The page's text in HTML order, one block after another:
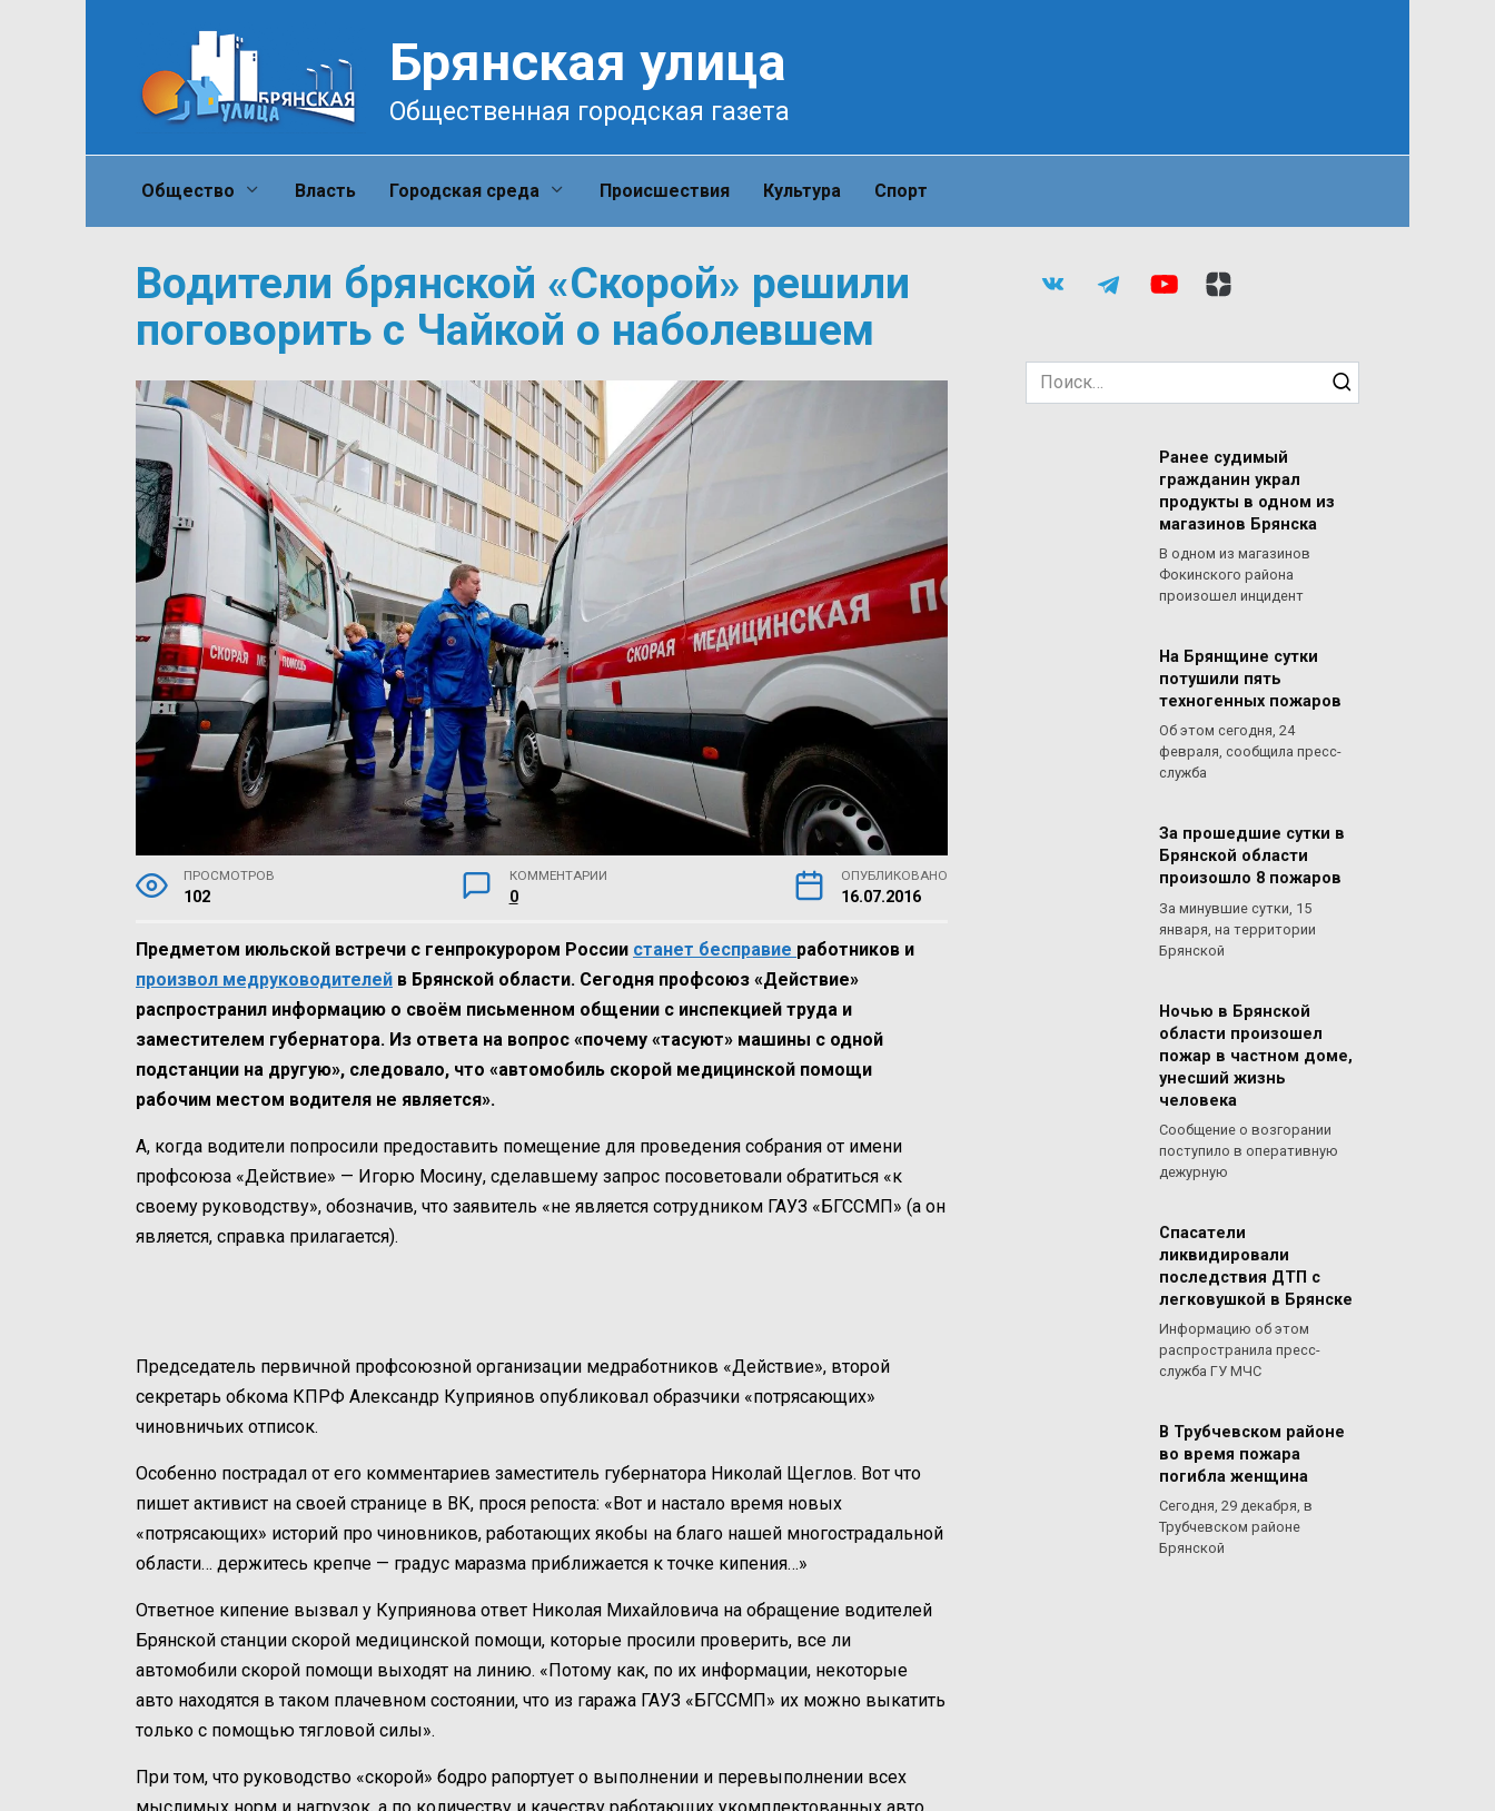
Брянская улица
Общественная городская газета
Общество Власть Городская среда Происшествия Культура Спорт
Водители брянской «Скорой» решили
поговорить с Чайкой о наболевшем
ПРОСМОТРОВ
102
КОММЕНТАРИИ
0
ОПУБЛИКОВАНО
16.07.2016
Предметом июльской встречи с генпрокурором России станет бесправие работников и
произвол медруководителей в Брянской области. Сегодня профсоюз «Действие»
распространил информацию о своём письменном общении с инспекцией труда и
заместителем губернатора. Из ответа на вопрос «почему «тасуют» машины с одной
подстанции на другую», следовало, что «автомобиль скорой медицинской помощи
рабочим местом водителя не является».
А, когда водители попросили предоставить помещение для проведения собрания от имени
профсоюза «Действие» — Игорю Мосину, сделавшему запрос посоветовали обратиться «к
своему руководству», обозначив, что заявитель «не является сотрудником ГАУЗ «БГССМП» (а он
является, справка прилагается).
Председатель первичной профсоюзной организации медработников «Действие», второй
секретарь обкома КПРФ Александр Куприянов опубликовал образчики «потрясающих»
чиновничьих отписок.
Особенно пострадал от его комментариев заместитель губернатора Николай Щеглов. Вот что
пишет активист на своей странице в ВК, прося репоста: «Вот и настало время новых
«потрясающих» историй про чиновников, работающих якобы на благо нашей многострадальной
области… держитесь крепче — градус маразма приближается к точке кипения…»
Ответное кипение вызвал у Куприянова ответ Николая Михайловича на обращение водителей
Брянской станции скорой медицинской помощи, которые просили проверить, все ли
автомобили скорой помощи выходят на линию. «Потому как, по их информации, некоторые
авто находятся в таком плачевном состоянии, что из гаража ГАУЗ «БГССМП» их можно выкатить
только с помощью тягловой силы».
При том, что руководство «скорой» бодро рапортует о выполнении и перевыполнении всех
Search
for:
Ранее судимый
гражданин украл
продукты в одном из
магазинов Брянска
В одном из магазинов
Фокинского района
произошел инцидент
На Брянщине сутки
потушили пять
техногенных пожаров
Об этом сегодня, 24
февраля, сообщила пресс-
служба
За прошедшие сутки в
Брянской области
произошло 8 пожаров
За минувшие сутки, 15
января, на территории
Брянской
Ночью в Брянской
области произошел
пожар в частном доме,
унесший жизнь
человека
Сообщение о возгорании
поступило в оперативную
дежурную
Спасатели
ликвидировали
последствия ДТП с
легковушкой в Брянске
Информацию об этом
распространила пресс-
служба ГУ МЧС
В Трубчевском районе
во время пожара
погибла женщина
Сегодня, 29 декабря, в
Трубчевском районе
Брянской